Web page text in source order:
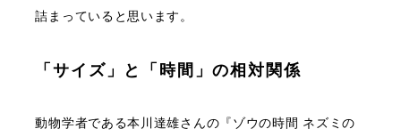
詰まっていると思います。
「サイズ」と「時間」の相対関係
動物学者である本川達雄さんの『ゾウの時間 ネズミの